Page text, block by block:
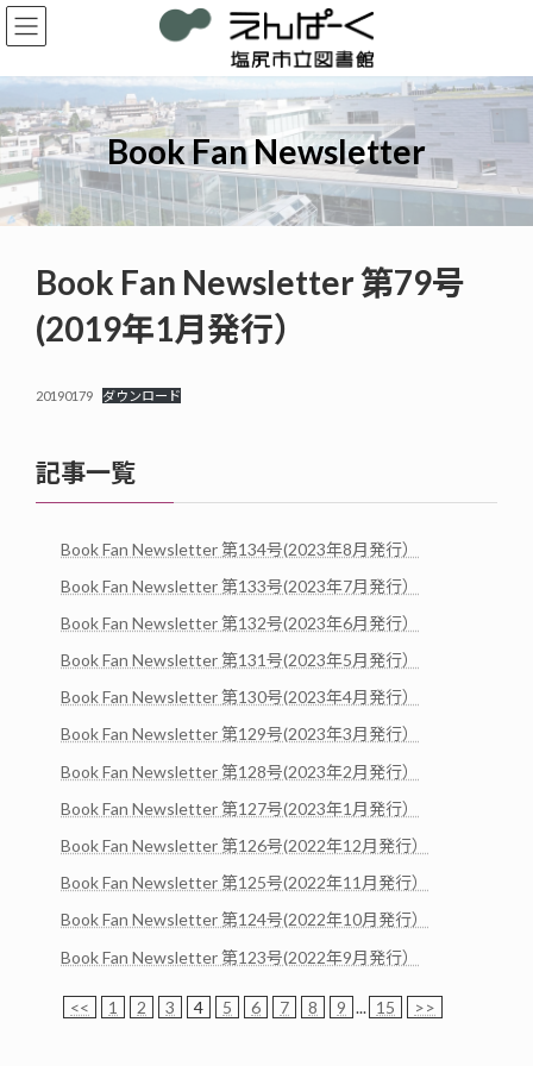
コ
ン
ン
ツ
へ
ス
キ
ッ
プ
ナ
ビ
ー
シ
ョ
ン
に
移
動
Book Fan Newsletter
Book Fan Newsletter 第79号
(2019年1月発行）
20190179 ダウンロード
記事一覧
Book Fan Newsletter 第134号(2023年8月発行）
Book Fan Newsletter 第133号(2023年7月発行）
Book Fan Newsletter 第132号(2023年6月発行）
Book Fan Newsletter 第131号(2023年5月発行）
Book Fan Newsletter 第130号(2023年4月発行）
Book Fan Newsletter 第129号(2023年3月発行）
Book Fan Newsletter 第128号(2023年2月発行）
Book Fan Newsletter 第127号(2023年1月発行）
Book Fan Newsletter 第126号(2022年12月発行）
Book Fan Newsletter 第125号(2022年11月発行）
Book Fan Newsletter 第124号(2022年10月発行）
Book Fan Newsletter 第123号(2022年9月発行）
<< 1 2 3 4 5 6 7 8 9 ... 15 >>